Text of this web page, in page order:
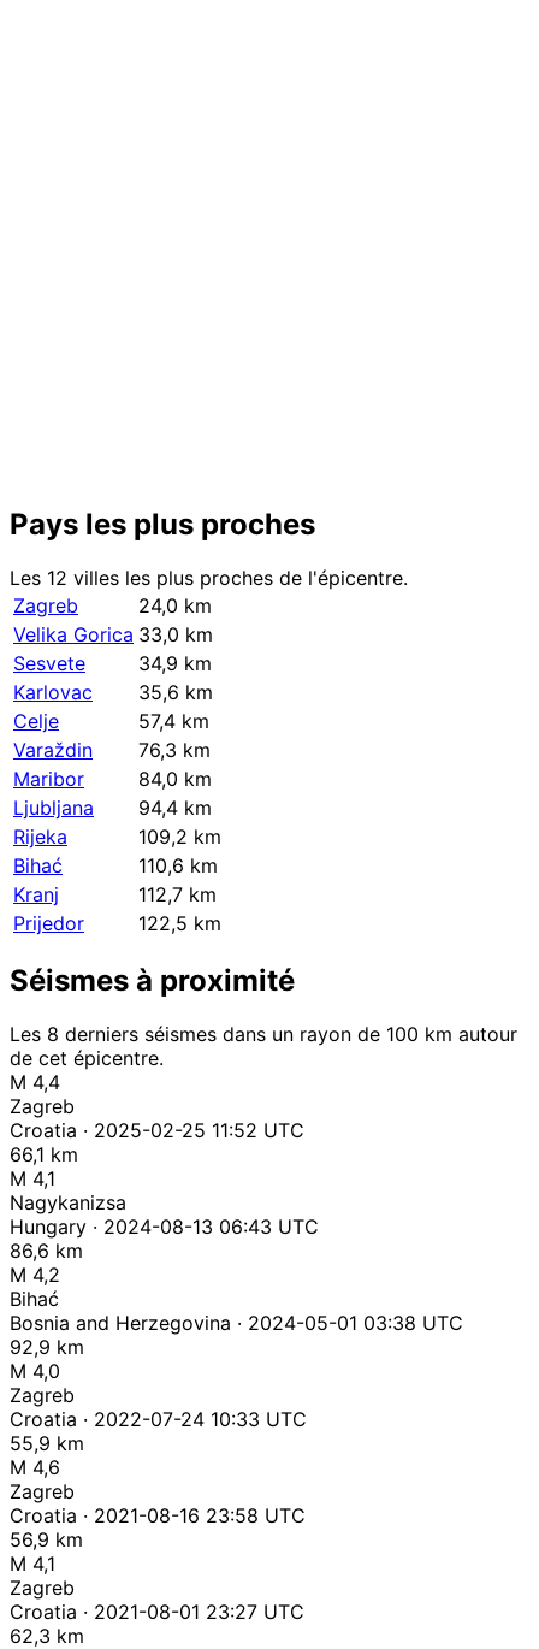
Pays les plus proches
Les 12 villes les plus proches de l'épicentre.
Zagreb
24,0 km
Velika Gorica 33,0 km
Sesvete
34,9 km
Karlovac
35,6 km
Celje
57,4 km
Varaždin
76,3 km
Maribor
84,0 km
Ljubljana
94,4 km
Rijeka
109,2 km
Bihać
110,6 km
Kranj
112,7 km
Prijedor
122,5 km
Séismes à proximité
Les 8 derniers séismes dans un rayon de 100 km autour
de cet épicentre.
M 4,4
Zagreb
Croatia · 2025-02-25 11:52 UTC
66,1 km
M 4,1
Nagykanizsa
Hungary · 2024-08-13 06:43 UTC
86,6 km
M 4,2
Bihać
Bosnia and Herzegovina · 2024-05-01 03:38 UTC
92,9 km
M 4,0
Zagreb
Croatia · 2022-07-24 10:33 UTC
55,9 km
M 4,6
Zagreb
Croatia · 2021-08-16 23:58 UTC
56,9 km
M 4,1
Zagreb
Croatia · 2021-08-01 23:27 UTC
62,3 km